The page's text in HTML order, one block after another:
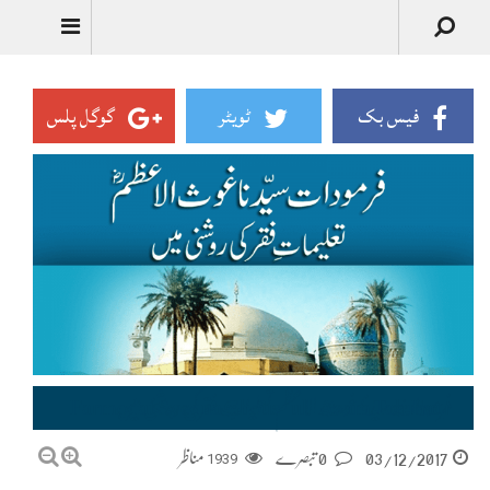
فیس بک ٹویٹر گوگل پلس
03/12/2017
1939 مناظر